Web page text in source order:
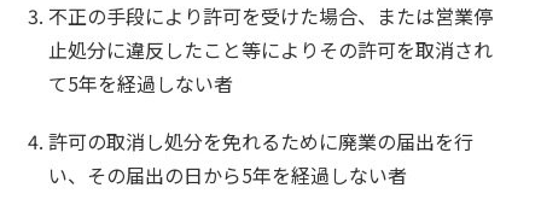
不正の手段により許可を受けた場合、または営業停
止処分に違反したこと等によりその許可を取消され
て5年を経過しない者
許可の取消し処分を免れるために廃業の届出を行
い、その届出の日から5年を経過しない者